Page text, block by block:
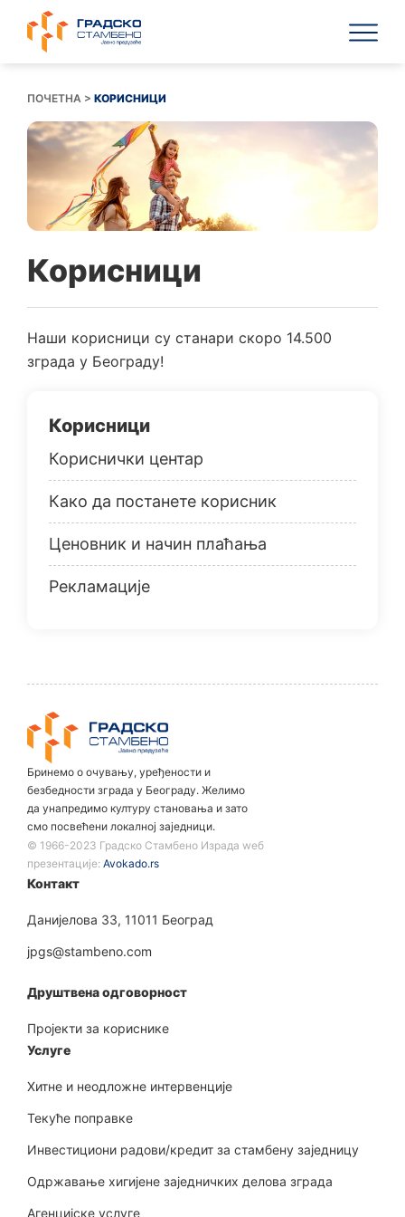
садржај
ПОЧЕТНА > КОРИСНИЦИ
Корисници
Наши корисници су станари скоро 14.500
зграда у Београду!
Корисници
Кориснички центар
Како да постанете корисник
Ценовник и начин плаћања
Рекламације
Бринемо о очувању, уређености и
безбедности зграда у Београду. Желимо
да унапредимо културу становања и зато
смо посвећени локалној заједници.
©️ 1966-2023 Градско Стамбено Израда wеб
презентације: Avokado.rs
Контакт
Данијелова 33, 11011 Београд
jpgs@stambeno.com
Друштвена одговорност
Пројекти за кориснике
Услуге
Хитне и неодложне интервенције
Текуће поправке
Инвестициони радови/кредит за стамбену заједницу
Одржавање хигијене заједничких делова зграда
Агенцијске услуге